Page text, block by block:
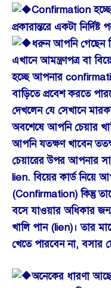
Confirmation হচ্ছে
প্রকারান্তরে একটা
ধরুন আপনি গেছেন
এখানে আমন্ত্রণপত্র বা
হচ্ছে আপনার
বাড়িতে প্রবেশ করতে
দেখলেন যে সেখানে
অবশেষে আপনি চেয়ার
আপনি যতক্ষণ খাবেন
চেয়ারের উপর আপনার
lien. বিয়ের কার্ড নিয়ে
(Confirmation) কিন্তু
বসে যাওয়ার অধিকার
খালি পান (lien)। তার
খেতে পারবেন না, বসার
অনেকের ধারণা